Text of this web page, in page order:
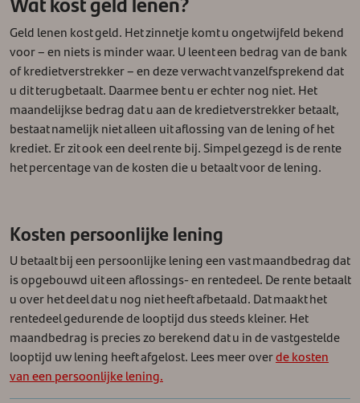
Geld lenen kost geld. Het zinnetje komt u ongetwijfeld bekend
voor – en niets is minder waar. U leent een bedrag van de bank
of kredietverstrekker – en deze verwacht vanzelfsprekend dat
u dit terugbetaalt. Daarmee bent u er echter nog niet. Het
maandelijkse bedrag dat u aan de kredietverstrekker betaalt,
bestaat namelijk niet alleen uit aflossing van de lening of het
krediet. Er zit ook een deel rente bij. Simpel gezegd is de rente
het percentage van de kosten die u betaalt voor de lening.
Kosten persoonlijke lening
U betaalt bij een persoonlijke lening een vast maandbedrag dat
is opgebouwd uit een aflossings- en rentedeel. De rente betaalt
u over het deel dat u nog niet heeft afbetaald. Dat maakt het
rentedeel gedurende de looptijd dus steeds kleiner. Het
maandbedrag is precies zo berekend dat u in de vastgestelde
looptijd uw lening heeft afgelost. Lees meer overde kosten
van een persoonlijke lening.